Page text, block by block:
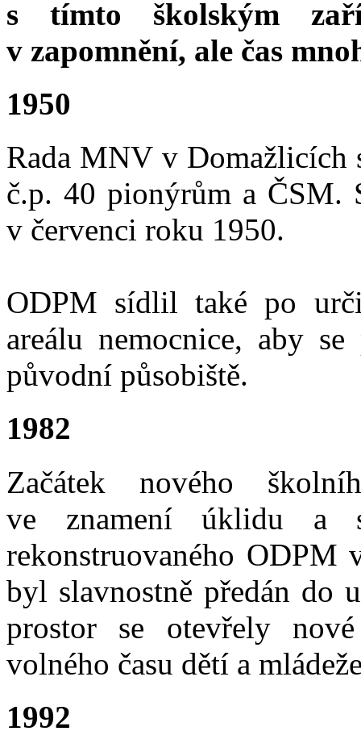
s tímto školským
v zapomnění, ale čas
1950
Rada MNV v Domažlicích
č.p. 40 pionýrům a ČSM.
v červenci roku 1950.
ODPM sídlil také po
areálu nemocnice, aby
původní působiště.
1982
Začátek nového
ve znamení úklidu a
rekonstruovaného
byl slavnostně předán do
prostor se otevřely
volného času dětí a
1992